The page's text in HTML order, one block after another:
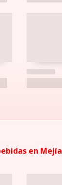
en Mejí­a